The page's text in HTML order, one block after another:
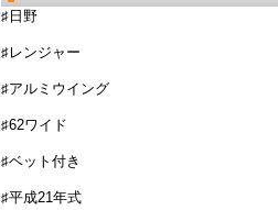
♯日野
♯レンジャー
♯アルミウイング
♯62ワイド
♯ベット付き
♯平成21年式